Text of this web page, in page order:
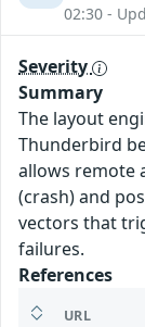
02:30 -
Severity
Summary
The layout
Thunderbird
allows remote
(crash) and
vectors that
failures.
References
URL